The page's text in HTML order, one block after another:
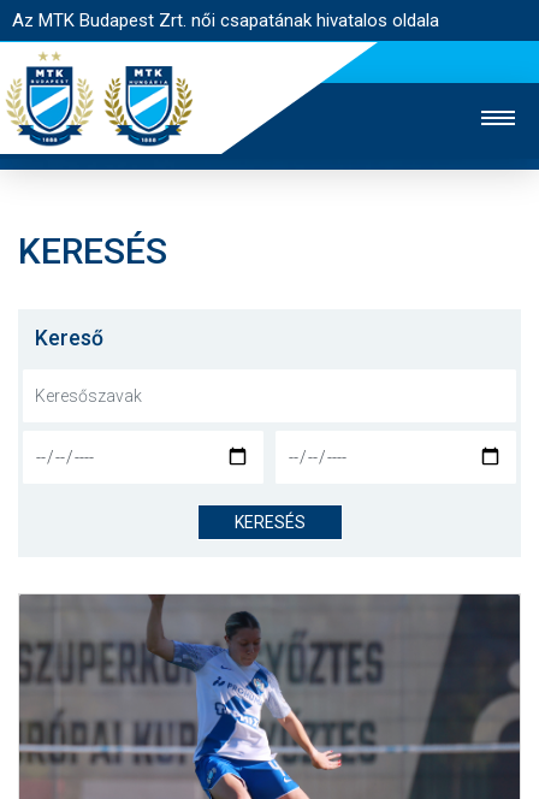
Az MTK Budapest Zrt. női csapatának hivatalos oldala
JEGYÉRTÉKESÍTÉS
NYITÓLAP
CSAPAT
JELENTKEZÉS
KLUB
GALÉRIA
SZURKOLÓI ÉLMÉNYEK
KERESÉS
Kereső
KERESÉS